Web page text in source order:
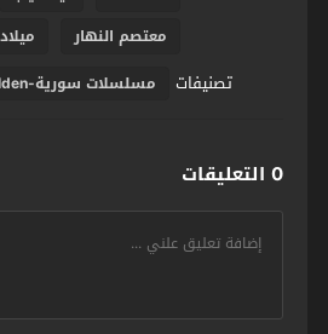
معتصم النهار
تصنيفات مسلسلات سورية-golden
0 التعليقات